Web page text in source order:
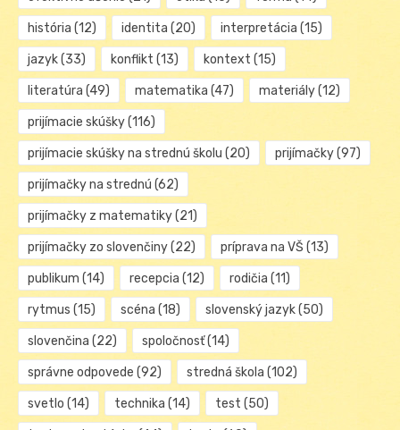
história (12) identita (20) interpretácia (15)
jazyk(33) konflikt (13) kontext (15)
literatúra (49) matematika (47) materiály(12)
prijímacie skúšky(116)
prijímacie skúšky na strednú školu (20) prijímačky(97)
prijímačky na strednú (62)
prijímačky z matematiky(21)
prijímačky zo slovenčiny(22) príprava na VŠ (13)
publikum (14) recepcia (12) rodičia (11)
rytmus (15) scéna (18) slovenský jazyk(50)
slovenčina (22) spoločnosť(14)
správne odpovede (92) stredná škola (102)
svetlo (14) technika (14) test (50)